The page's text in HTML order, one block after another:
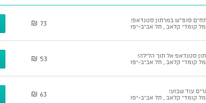
סופ"ש במרתון סטנדאפ!
קומדי קלאב , תל אביב-יפו 73 ₪
סטנדאפ אל תוך הלילה!
קומדי קלאב , תל אביב-יפו 53 ₪
עוד שבוע!
קומדי קלאב , תל אביב-יפו 63 ₪